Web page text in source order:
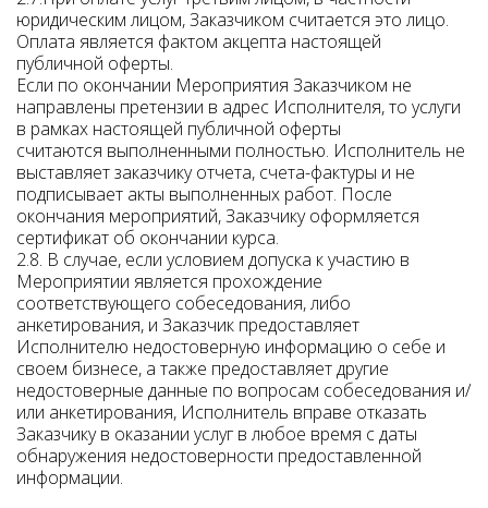
юридическим лицом, Заказчиком считается это лицо.
Оплата является фактом акцепта настоящей
публичной оферты.
Если по окончании Мероприятия Заказчиком не
направлены претензии в адрес Исполнителя, то услуги
в рамках настоящей публичной оферты
считаются выполненными полностью. Исполнитель не
выставляет заказчику отчета, счета-фактуры и не
подписывает акты выполненных работ. После
окончания мероприятий, Заказчику оформляется
сертификат об окончании курса.
2.8. В случае, если условием допуска к участию в
Мероприятии является прохождение
соответствующего собеседования, либо
анкетирования, и Заказчик предоставляет
Исполнителю недостоверную информацию о себе и
своем бизнесе, а также предоставляет другие
недостоверные данные по вопросам собеседования и/
или анкетирования, Исполнитель вправе отказать
Заказчику в оказании услуг в любое время с даты
обнаружения недостоверности предоставленной
информации.